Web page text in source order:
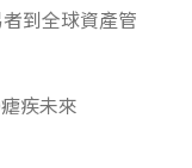
到全球資產管
疾未來